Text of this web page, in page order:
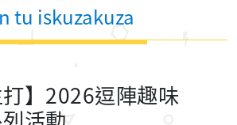
tu iskuzakuza
打】2026逗陣趣味